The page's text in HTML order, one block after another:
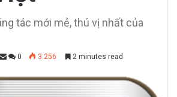
tác mới mẻ, thú vị nhất của
0 3.256 2 minutes read